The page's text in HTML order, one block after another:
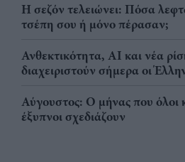
Η σεζόν τελειώνει: Πόσα
τσέπη σου ή μόνο πέρασαν;
Ανθεκτικότητα, AI και νέα
διαχειριστούν σήμερα οι
Αύγουστος: Ο μήνας που όλοι
έξυπνοι σχεδιάζουν